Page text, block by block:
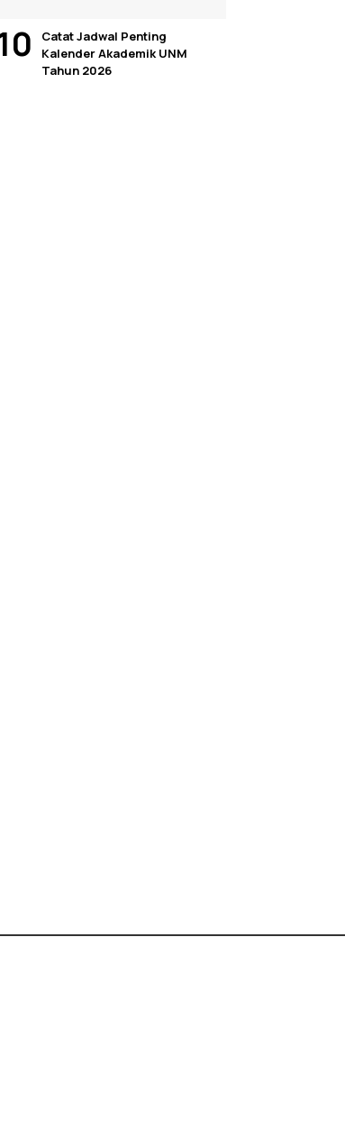
Catat Jadwal Penting
Kalender Akademik UNM
Tahun 2026